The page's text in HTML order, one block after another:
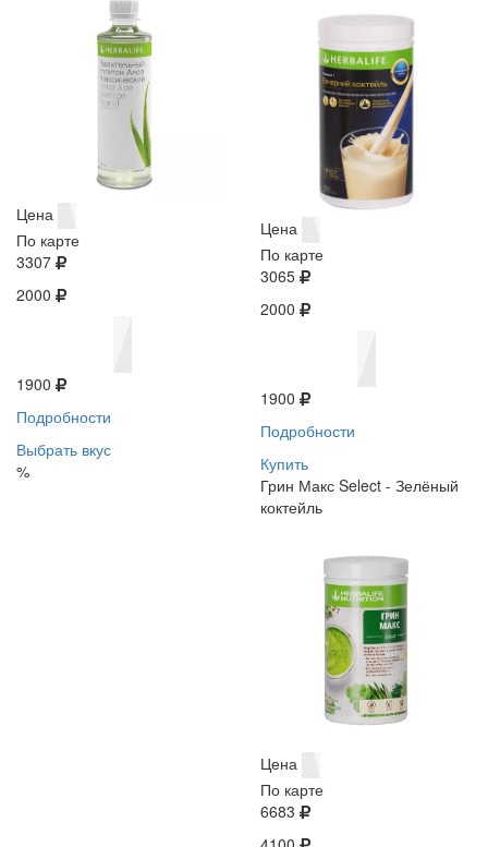
Цена
По карте
3307
2000
1900
Подробности
Выбрать вкус
%
Цена
По карте
3065
2000
1900
Подробности
Купить
Грин Макс Select - Зелёный
коктейль
Цена
По карте
6683